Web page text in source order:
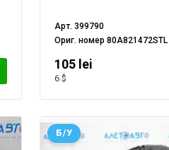
Арт.399790
Ориг. номер80A821472STL
105 lei
6 $
Б/У